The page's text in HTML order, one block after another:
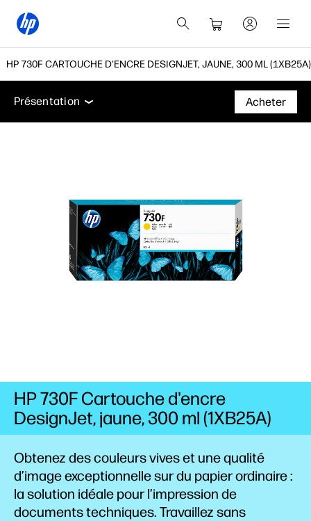
HP 730F CARTOUCHE D'ENCRE DESIGNJET, JAUNE, 300 ML (1XB25A)
Présentation
Assistance
Présentation
Acheter
Obtenez des couleurs vives et une qualité
d’image exceptionnelle sur du papier ordinaire :
la solution idéale pour l’impression de
documents techniques. Travaillez sans
HP 730F Cartouche d'encre
DesignJet, jaune, 300 ml (1XB25A)